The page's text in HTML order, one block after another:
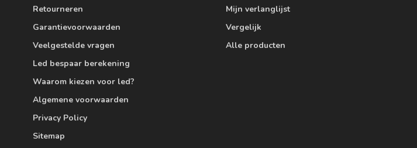
Retourneren
Garantievoorwaarden
Veelgestelde vragen
Led bespaar berekening
Waarom kiezen voor led?
Algemene voorwaarden
Privacy Policy
Sitemap
Mijn verlanglijst
Vergelijk
Alle producten